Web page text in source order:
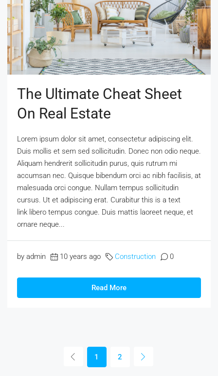
The Ultimate Cheat Sheet
On Real Estate
Lorem ipsum dolor sit amet, consectetur adipiscing elit.
Duis mollis et sem sed sollicitudin. Donec non odio neque.
Aliquam hendrerit sollicitudin purus, quis rutrum mi
accumsan nec. Quisque bibendum orci ac nibh facilisis, at
malesuada orci congue. Nullam tempus sollicitudin
cursus. Ut et adipiscing erat. Curabitur this is a text
link libero tempus congue. Duis mattis laoreet neque, et
ornare neque...
by admin 10 years ago Construction 0
Read More
1 2